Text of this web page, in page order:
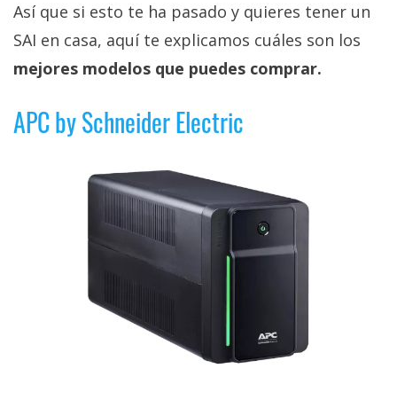
comparativas,
trucos y
tutoriales.
El Grupo
(CC) 2006-
2026.Algunos
Así que si esto te ha pasado y quieres tener un
SAI en casa, aquí te explicamos cuáles son los
mejores modelos que puedes comprar.
APC by Schneider Electric